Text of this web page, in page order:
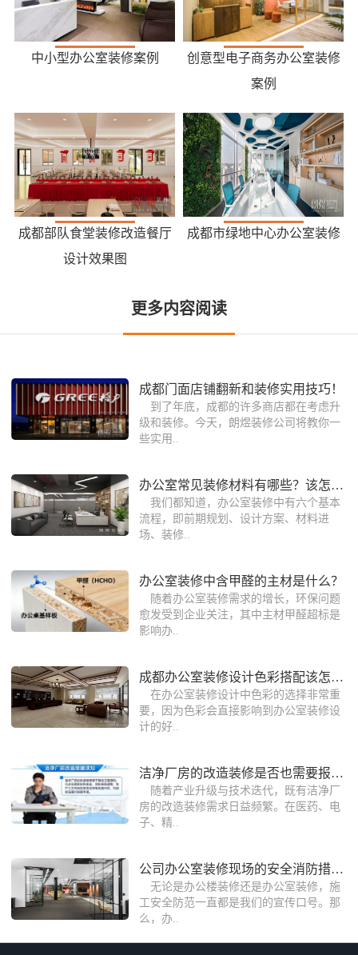
中小型办公室装修案例
创意型电子商务办公室装修
案例
成都部队食堂装修改造餐厅
设计效果图
成都市绿地中心办公室装修
更多内容阅读
成都门面店铺翻新和装修实用技巧！
到了年底，成都的许多商店都在考虑升
级和装修。今天，朗煜装修公司将教你一
些实用..
办公室常见装修材料有哪些？该怎样选择
我们都知道，办公室装修中有六个基本
流程，即前期规划、设计方案、材料进
场、装修..
办公室装修中含甲醛的主材是什么？
随着办公室装修需求的增长，环保问题
愈发受到企业关注，其中主材甲醛超标是
影响办..
成都办公室装修设计色彩搭配该怎么选择
在办公室装修设计中色彩的选择非常重
要，因为色彩会直接影响到办公室装修设
计的好..
洁净厂房的改造装修是否也需要报建？
随着产业升级与技术迭代，既有洁净厂
房的改造装修需求日益频繁。在医药、电
子、精..
公司办公室装修现场的安全消防措施保护
无论是办公楼装修还是办公室装修，施
工安全防范一直都是我们的宣传口号。那
么，办..